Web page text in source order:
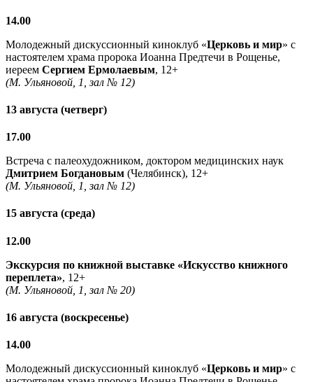
14.00
Молодежный дискуссионный киноклуб «Церковь и мир» с
настоятелем храма пророка Иоанна Предтечи в Рощенье,
иереем Сергием Ермолаевым, 12+
(М. Ульяновой, 1, зал № 12)
13 августа (четверг)
17.00
Встреча с палеохудожником, доктором медицинских наук
Дмитрием Богдановым (Челябинск), 12+
(М. Ульяновой, 1, зал № 12)
15 августа (среда)
12.00
Экскурсия по книжной выставке «Искусство книжного
переплета», 12+
(М. Ульяновой, 1, зал № 20)
16 августа (воскресенье)
14.00
Молодежный дискуссионный киноклуб «Церковь и мир» с